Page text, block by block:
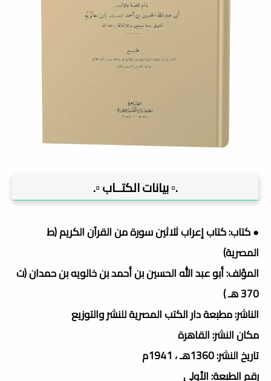
.▫️ بيانات الكتــاب ▫️.
● كتاب: كتاب إعراب ثلاثين سورة من القرآن الكريم (ط
المصرية)
المؤلف: أبو عبد الله الحسين بن أحمد بن خالويه بن حمدان (ت
370 هـ )
الناشر: مطبعة دار الكتب المصرية للنشر والتوزيع
مكان النشر: القاهرة
تاريخ النشر: 1360هـ ، 1941م
رقم الطبعة: الأولى